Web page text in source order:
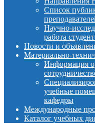
Список
Научно-
работа
Новости и
Материально-
Информация о
учебные
кафедры
Международные
Каталог учебных